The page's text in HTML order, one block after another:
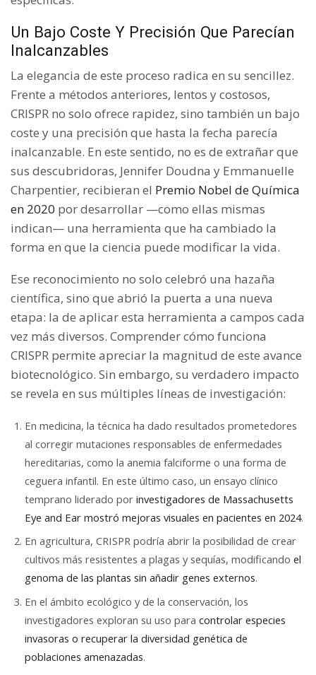
Un Bajo Coste Y Precisión Que Parecían
Inalcanzables
La elegancia de este proceso radica en su sencillez.
Frente a métodos anteriores, lentos y costosos,
CRISPR no solo ofrece rapidez, sino también un bajo
coste y una precisión que hasta la fecha parecía
inalcanzable. En este sentido, no es de extrañar que
sus descubridoras, Jennifer Doudna y Emmanuelle
Charpentier, recibieran el Premio Nobel de Química
en 2020 por desarrollar —como ellas mismas
indican— una herramienta que ha cambiado la
forma en que la ciencia puede modificar la vida.
Ese reconocimiento no solo celebró una hazaña
científica, sino que abrió la puerta a una nueva
etapa: la de aplicar esta herramienta a campos cada
vez más diversos. Comprender cómo funciona
CRISPR permite apreciar la magnitud de este avance
biotecnológico. Sin embargo, su verdadero impacto
se revela en sus múltiples líneas de investigación:
En medicina, la técnica ha dado resultados prometedores
al corregir mutaciones responsables de enfermedades
hereditarias, como la anemia falciforme o una forma de
ceguera infantil. En este último caso, un ensayo clínico
temprano liderado por investigadores de Massachusetts
Eye and Ear mostró mejoras visuales en pacientes en 2024.
En agricultura, CRISPR podría abrir la posibilidad de crear
cultivos más resistentes a plagas y sequías, modificando el
genoma de las plantas sin añadir genes externos.
En el ámbito ecológico y de la conservación, los
investigadores exploran su uso para controlar especies
invasoras o recuperar la diversidad genética de
poblaciones amenazadas.